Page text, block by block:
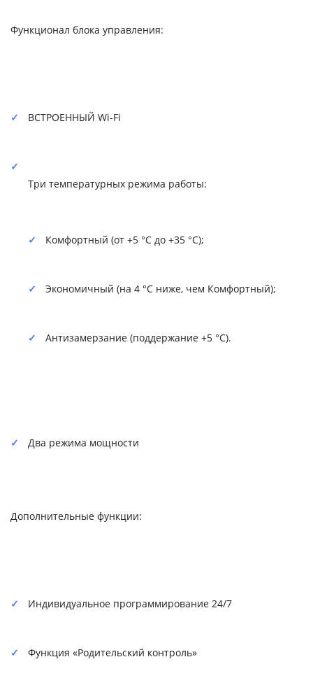
Функционал блока управления:
ВСТРОЕННЫЙ Wi-Fi
Три температурных режима работы:
Комфортный (от +5 °C до +35 °C);
Экономичный (на 4 °C ниже, чем Комфортный);
Антизамерзание (поддержание +5 °C).
Два режима мощности
Дополнительные функции:
Индивидуальное программирование 24/7
Функция «Родительский контроль»